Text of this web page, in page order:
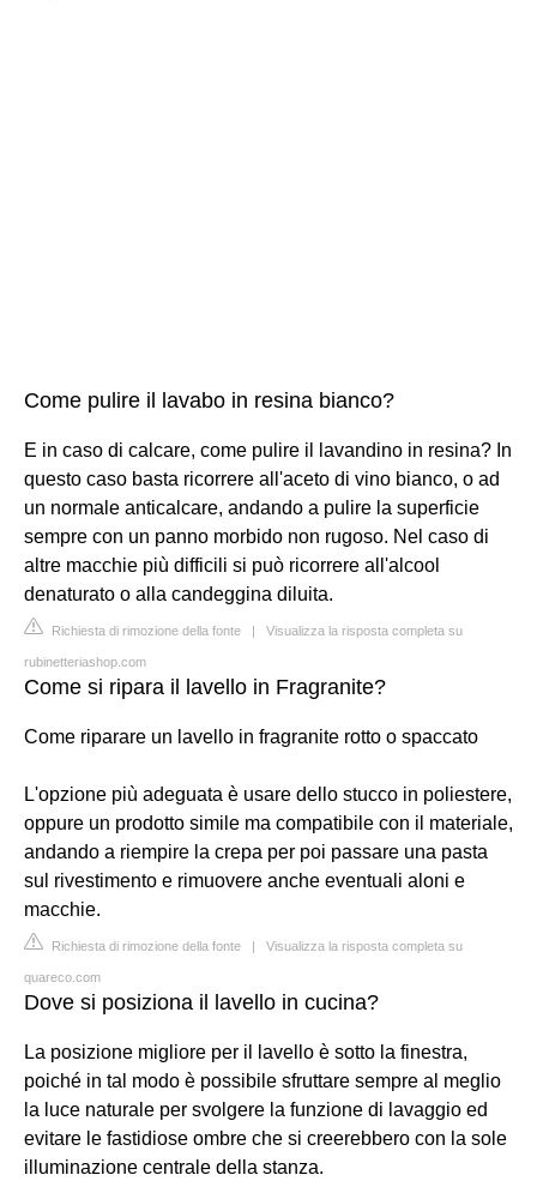
Come pulire il lavabo in resina bianco?
E in caso di calcare, come pulire il lavandino in resina? In
questo caso basta ricorrere all'aceto di vino bianco, o ad
un normale anticalcare, andando a pulire la superficie
sempre con un panno morbido non rugoso. Nel caso di
altre macchie più difficili si può ricorrere all'alcool
denaturato o alla candeggina diluita.
Richiesta di rimozione della fonte | Visualizza la risposta completa su
rubinetteriashop.com
Come si ripara il lavello in Fragranite?
Come riparare un lavello in fragranite rotto o spaccato
L'opzione più adeguata è usare dello stucco in poliestere,
oppure un prodotto simile ma compatibile con il materiale,
andando a riempire la crepa per poi passare una pasta
sul rivestimento e rimuovere anche eventuali aloni e
macchie.
Richiesta di rimozione della fonte | Visualizza la risposta completa su
quareco.com
Dove si posiziona il lavello in cucina?
La posizione migliore per il lavello è sotto la finestra,
poiché in tal modo è possibile sfruttare sempre al meglio
la luce naturale per svolgere la funzione di lavaggio ed
evitare le fastidiose ombre che si creerebbero con la sole
illuminazione centrale della stanza.